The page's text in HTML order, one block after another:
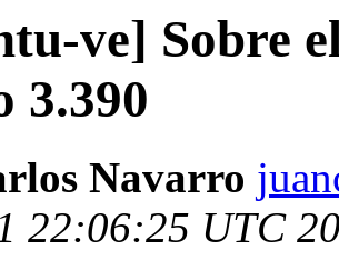
ve] Sobre
3.390
Navarro
22:06:25 UTC